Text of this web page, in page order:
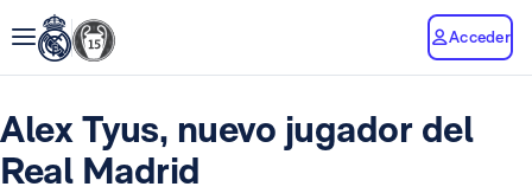
Acceder
Alex Tyus, nuevo jugador del
Real Madrid